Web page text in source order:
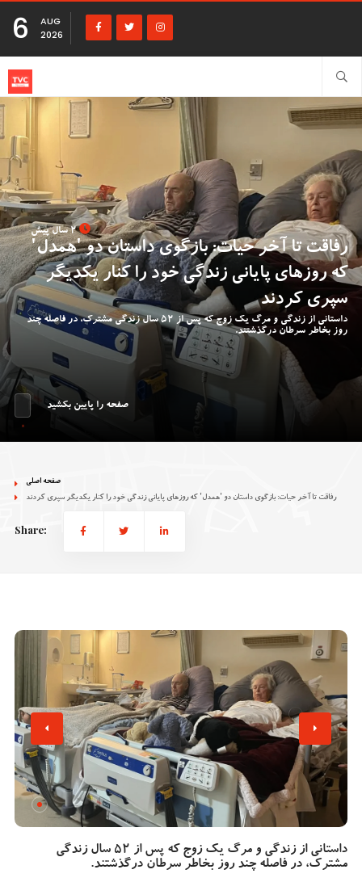
6
AUG
2026
2 سال پیش
رفاقت تا آخر حیات: بازگوی داستان دو 'همدل'
که روزهای پایانی زندگی خود را کنار یکدیگر
سپری کردند
داستانی از زندگی و مرگ یک زوج که پس از 52 سال زندگی مشترک، در فاصله چند
روز بخاطر سرطان درگذشتند.
صفحه را پایین بکشید
صفحه اصلی
رفاقت تا آخر حیات: بازگوی داستان دو 'همدل' که روزهای پایانی زندگی خود را کنار یکدیگر سپری کردند
Share:
داستانی از زندگی و مرگ یک زوج که پس از 52 سال زندگی
مشترک، در فاصله چند روز بخاطر سرطان درگذشتند.